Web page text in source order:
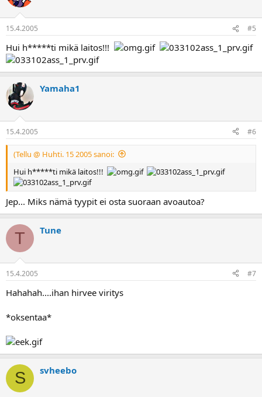
15.4.2005 #5
Hui h*****ti mikä laitos!!!
Yamaha1
15.4.2005 #6
(Tellu @ Huhti. 15 2005 sanoi:
Hui h*****ti mikä laitos!!!
Jep... Miks nämä tyypit ei osta suoraan avoautoa?
T Tune
15.4.2005 #7
Hahahah....ihan hirvee viritys
*oksentaa*
S svheebo